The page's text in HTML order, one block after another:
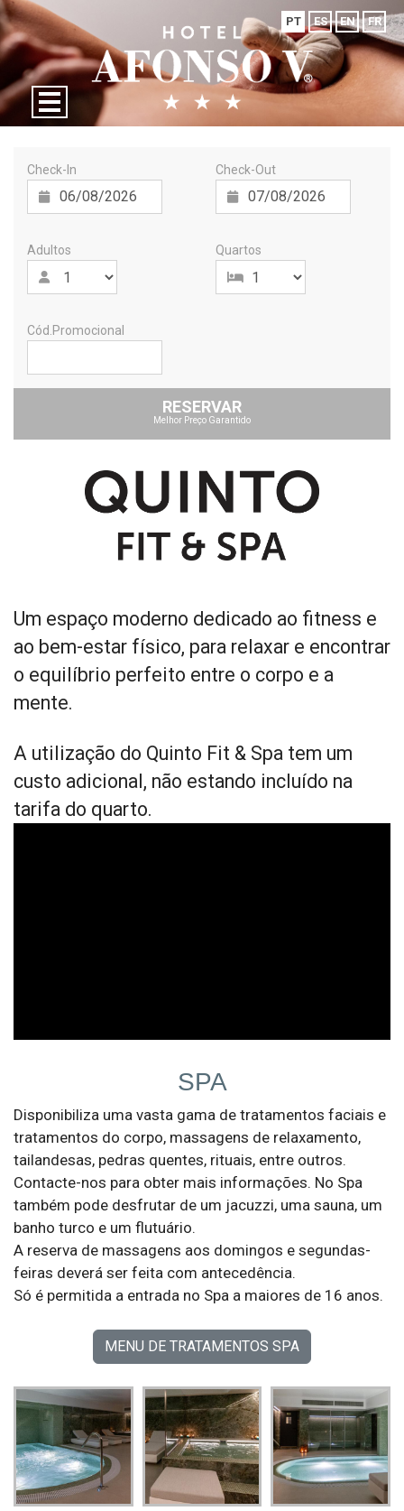
PT ES EN FR
Check-In Check-Out
Adultos Quartos
Cód.Promocional
RESERVAR
Melhor Preço Garantido
Um espaço moderno dedicado ao fitness e
ao bem-estar físico, para relaxar e encontrar
o equilíbrio perfeito entre o corpo e a
mente.
A utilização do Quinto Fit & Spa tem um
custo adicional, não estando incluído na
tarifa do quarto.
SPA
Disponibiliza uma vasta gama de tratamentos faciais e
tratamentos do corpo, massagens de relaxamento,
tailandesas, pedras quentes, rituais, entre outros.
Contacte-nos para obter mais informações. No Spa
também pode desfrutar de um jacuzzi, uma sauna, um
banho turco e um flutuário.
A reserva de massagens aos domingos e segundas-
feiras deverá ser feita com antecedência.
Só é permitida a entrada no Spa a maiores de 16 anos.
MENU DE TRATAMENTOS SPA